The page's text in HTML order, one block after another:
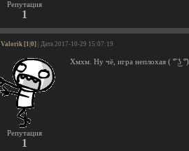
Репутация
1
Valorik [1|0] | Дата 2017-10-29 15:07:19
Репутация
1
Хмхм. Ну чё, игра неплохая ( ͡° ͜ʖ ͡°)